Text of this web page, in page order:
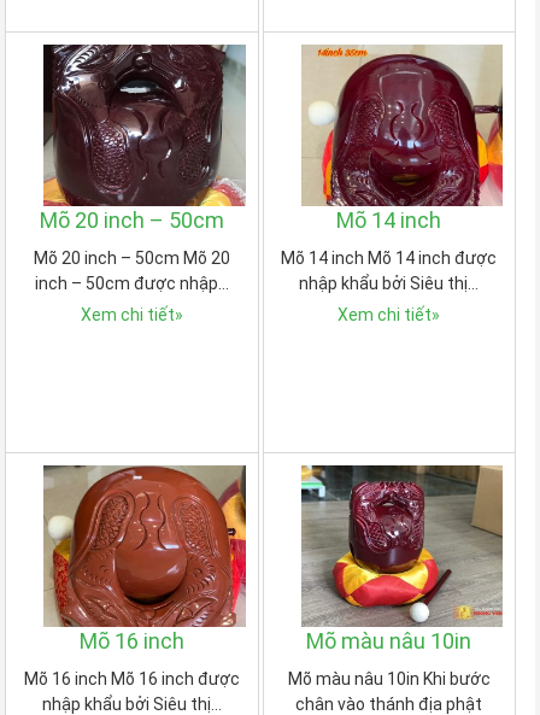
Mõ 20 inch – 50cm
Mõ 20 inch – 50cm Mõ 20
inch – 50cm được nhập…
Xem chi tiết»
Mõ 14 inch
Mõ 14 inch Mõ 14 inch được
nhập khẩu bởi Siêu thị…
Xem chi tiết»
Mõ 16 inch
Mõ 16 inch Mõ 16 inch được
nhập khẩu bởi Siêu thị…
Mõ màu nâu 10in
Mõ màu nâu 10in Khi bước
chân vào thánh địa phật